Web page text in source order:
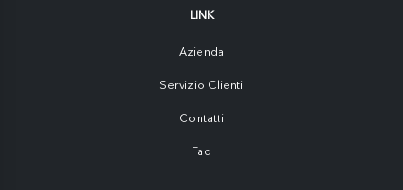
LINK
Azienda
Servizio Clienti
Contatti
Faq